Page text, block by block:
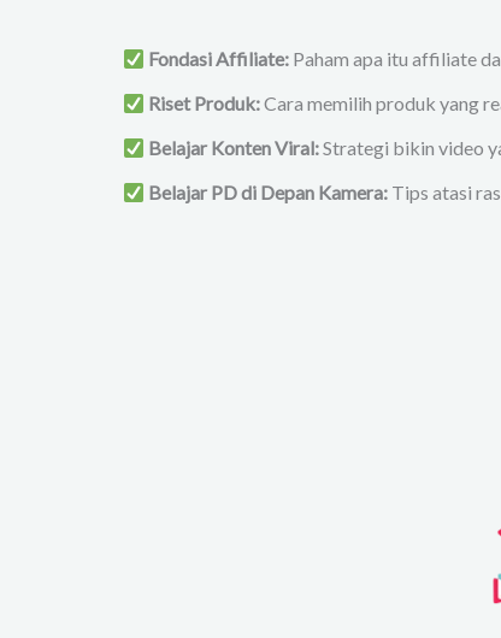
Fondasi Affiliate: Paham apa itu affiliate
Riset Produk:Cara memilih produk yang
Belajar Konten Viral:Strategi bikin video
Belajar PD di Depan Kamera: Tips atasi